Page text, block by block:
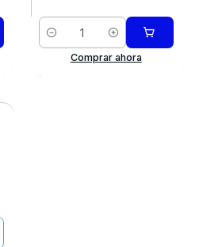
Cantidad
Comprar ahora